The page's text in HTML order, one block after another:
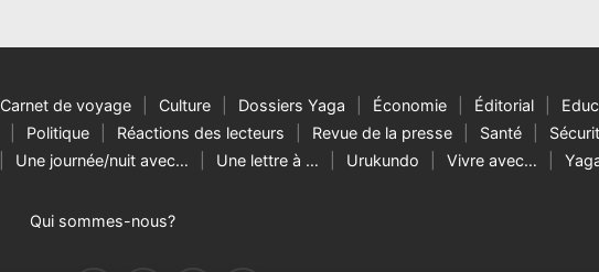
Carnet de voyage Culture Dossiers Yaga Économie Éditorial
Politique Réactions des lecteurs Revue de la presse Santé
Une journée/nuit avec… Une lettre à … Urukundo Vivre avec…
Qui sommes-nous?